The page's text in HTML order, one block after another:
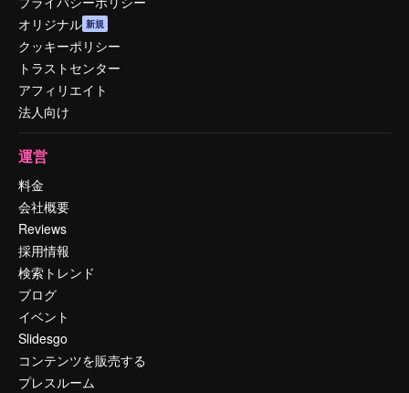
オリジナル 新規
クッキーポリシー
トラストセンター
アフィリエイト
法人向け
運営
料金
会社概要
Reviews
採用情報
検索トレンド
ブログ
イベント
Slidesgo
コンテンツを販売する
プレスルーム